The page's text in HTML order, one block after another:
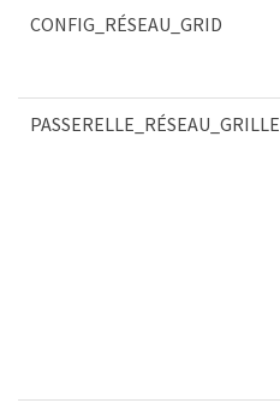
CONFIG_RÉSEAU_GRID
PASSERELLE_RÉSEAU_GRILLE